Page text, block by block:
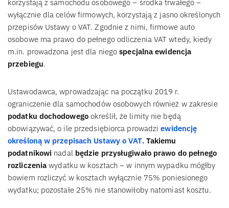
korzystają z samochodu osobowego – środka trwałego –
wyłącznie dla celów firmowych, korzystają z jasno określonych
przepisów Ustawy o VAT. Zgodnie z nimi, firmowe auto
osobowe ma prawo do pełnego odliczenia VAT wtedy, kiedy
m.in. prowadzona jest dla niegospecjalna ewidencja
przebiegu.
Ustawodawca, wprowadzając na początku 2019 r.
ograniczenie dla samochodów osobowych również w zakresie
podatku dochodowegookreślił, że limity nie będą
obowiązywać, o ile przedsiębiorca prowadziewidencję
określoną w przepisach Ustawy o VAT. Takiemu
podatnikowi nadal będzie przysługiwało prawo do pełnego
rozliczenia wydatku w kosztach – w innym wypadku mógłby
bowiem rozliczyć w kosztach wyłącznie 75% poniesionego
wydatku; pozostałe 25% nie stanowiłoby natomiast kosztu.